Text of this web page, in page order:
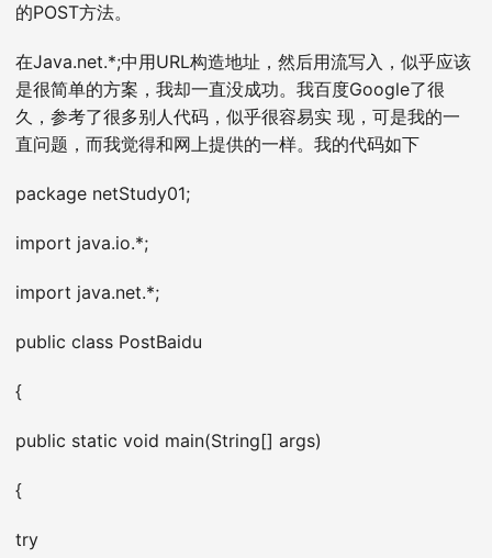
的POST方法。
在Java.net.*;中用URL构造地址，然后用流写入，似乎应该
是很简单的方案，我却一直没成功。我百度Google了很
久，参考了很多别人代码，似乎很容易实 现，可是我的一
直问题，而我觉得和网上提供的一样。我的代码如下
package netStudy01;
import java.io.*;
import java.net.*;
public class PostBaidu
{
public static void main(String[] args)
{
try